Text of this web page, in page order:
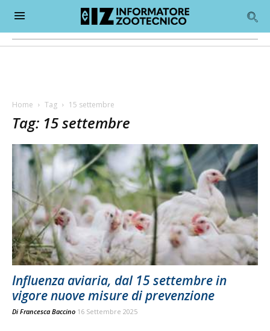
Home Tag 15 settembre
Tag: 15 settembre
Influenza aviaria, dal 15 settembre in
vigore nuove misure di prevenzione
Di Francesca Baccino 16 Settembre 2025